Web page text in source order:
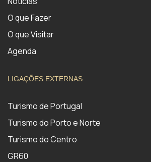
O que Fazer
O que Visitar
Agenda
LIGAÇÕES EXTERNAS
Turismo de Portugal
Turismo do Porto e Norte
Turismo do Centro
GR60